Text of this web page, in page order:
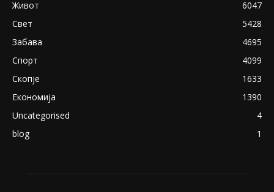
Живот
6047
Свет
5428
Забава
4695
Спорт
4099
Скопје
1633
Економија
1390
Uncategorised
4
blog
1